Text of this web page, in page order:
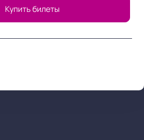
Купить билеты